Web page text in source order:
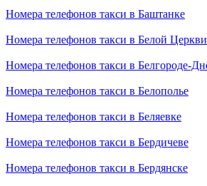
Номера телефонов такси в Баштанке
Номера телефонов такси в Белой Церкви
Номера телефонов такси в Белгороде-
Номера телефонов такси в Белополье
Номера телефонов такси в Беляевке
Номера телефонов такси в Бердичеве
Номера телефонов такси в Бердянске